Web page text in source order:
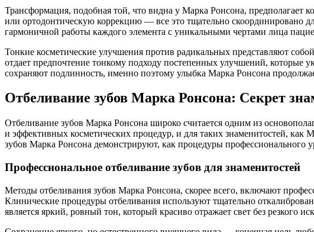
Трансформация, подобная той, что видна у Марка Ронсона,
или ортодонтическую коррекцию — все это тщательно скоординировано
гармоничной работы каждого элемента с уникальными чертами лица
Тонкие косметические улучшения против радикальных представляют
отдает предпочтение тонкому подходу постепенных улучшений, которые
сохраняют подлинность, именно поэтому улыбка Марка Ронсона
Отбеливание зубов Марка Ронсона: Секрет
Отбеливание зубов Марка Ронсона широко считается одним из
и эффективных косметических процедур, и для таких знаменитостей, как
зубов Марка Ронсона демонстрируют, как процедуры профессионального
Профессиональное отбеливание зубов для знаменитостей
Методы отбеливания зубов Марка Ронсона, скорее всего, включают
Клинические процедуры отбеливания используют тщательно
является яркий, ровный тон, который красиво отражает свет без резкого